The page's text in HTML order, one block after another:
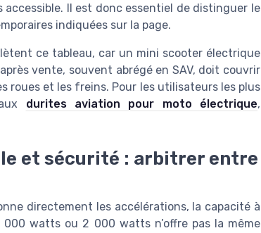
Il est donc essentiel de distinguer le
indiquées sur la page.
ce tableau, car un mini scooter électrique
vente, souvent abrégé en SAV, doit couvrir
roues et les freins. Pour les utilisateurs les plus
durites aviation pour moto électrique,
et sécurité : arbitrer entre
directement les accélérations, la capacité à
watts ou 2 000 watts n’offre pas la même